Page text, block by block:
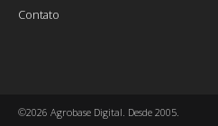
Contato
©2026 Agrobase Digital. Desde 2005.